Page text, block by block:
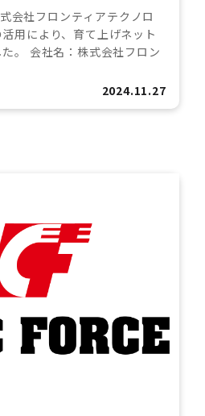
会社フロンティアテクノロ
用により、育て上げネット
。 会社名：株式会社フロン
2024.11.27